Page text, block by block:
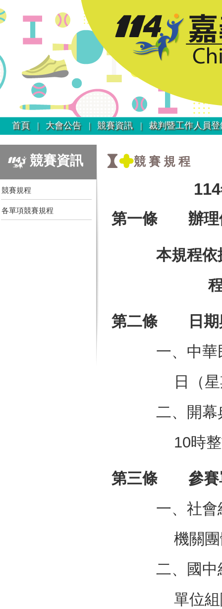
首頁 | 大會公告 | 競賽資訊 | 裁判暨工作人員
競賽資訊
競賽規程
各單項競賽規程
競賽規程
第一條 辦理
本規程依
第二條 日期
一、中
日（
二、開幕
10時
第三條 參賽
一、社
機關
二、國
單位